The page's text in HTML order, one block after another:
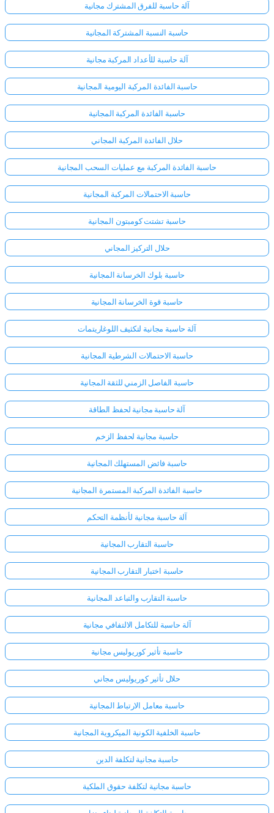
آلة حاسبة للفرق المشترك مجانية
حاسبة النسبة المشتركة المجانية
آلة حاسبة للأعداد المركبة مجانية
حاسبة الفائدة المركبة اليومية المجانية
حاسبة الفائدة المركبة المجانية
حلال الفائدة المركبة المجاني
حاسبة الفائدة المركبة مع عمليات السحب المجانية
حاسبة الاحتمالات المركبة المجانية
حاسبة تشتت كومبتون المجانية
حلال التركيز المجاني
حاسبة بلوك الخرسانة المجانية
حاسبة قوة الخرسانة المجانية
آلة حاسبة مجانية لتكثيف اللوغاريتمات
حاسبة الاحتمالات الشرطية المجانية
حاسبة الفاصل الزمني للثقة المجانية
آلة حاسبة مجانية لحفظ الطاقة
حاسبة مجانية لحفظ الزخم
حاسبة فائض المستهلك المجانية
حاسبة الفائدة المركبة المستمرة المجانية
آلة حاسبة مجانية لأنظمة التحكم
حاسبة التقارب المجانية
حاسبة اختبار التقارب المجانية
حاسبة التقارب والتباعد المجانية
آلة حاسبة للتكامل الالتفافي مجانية
حاسبة تأثير كوريوليس مجانية
حلال تأثير كوريوليس مجاني
حاسبة معامل الارتباط المجانية
حاسبة الخلفية الكونية الميكروية المجانية
حاسبة مجانية لتكلفة الدين
حاسبة مجانية لتكلفة حقوق الملكية